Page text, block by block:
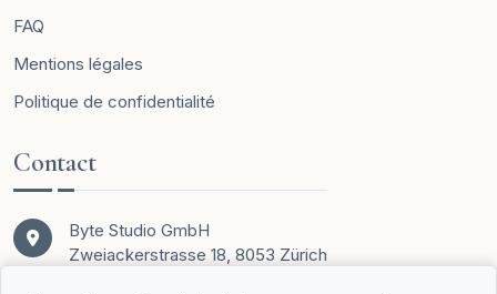
FAQ
Mentions légales
Politique de confidentialité
Contact
Byte Studio GmbH
Zweiackerstrasse 18, 8053 Zürich